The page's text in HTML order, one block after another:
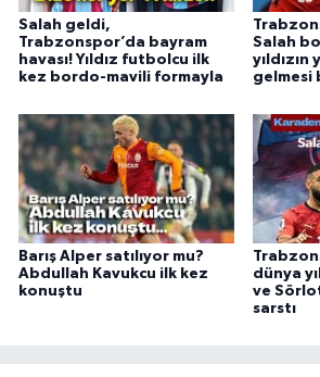
Salah geldi,
Trabzonspor’da bayram
havası! Yıldız futbolcu ilk
kez bordo-mavili formayla
Salah
yıldızın
gelmesi
Barış Alper satılıyor mu?
Abdullah Kavukcu ilk kez
konuştu
dünya
ve
sarstı